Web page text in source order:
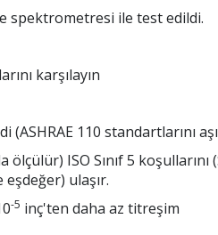
spektrometresi ile test edildi.
karşılayın
110 standartlarını
ISO Sınıf 5 koşullarını
eşdeğer) ulaşır.
-5 inç'ten daha az titreşim